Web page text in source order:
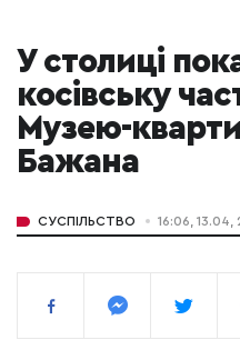
У столиці
косівську
Музею-
Бажана
СУСПІЛЬСТВО 16:06, 13.04,